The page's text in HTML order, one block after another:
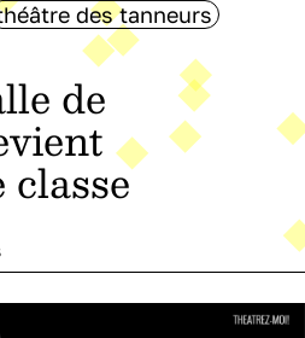
des tanneurs
classe